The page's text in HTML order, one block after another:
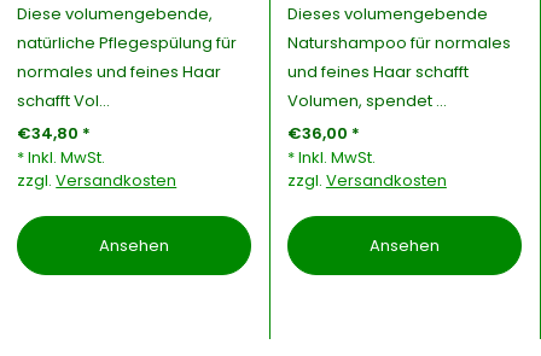
Diese volumengebende,
natürliche Pflegespülung für
normales und feines Haar
schafft Vol...
€34,80 *
* Inkl. MwSt.
zzgl.Versandkosten
Ansehen
Dieses volumengebende
Naturshampoo für normales
und feines Haar schafft
Volumen, spendet ...
€36,00 *
* Inkl. MwSt.
zzgl. Versandkosten
Ansehen